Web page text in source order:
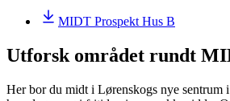
MIDT Prospekt Hus B
Utforsk området rundt
Her bor du midt i Lørenskogs nye